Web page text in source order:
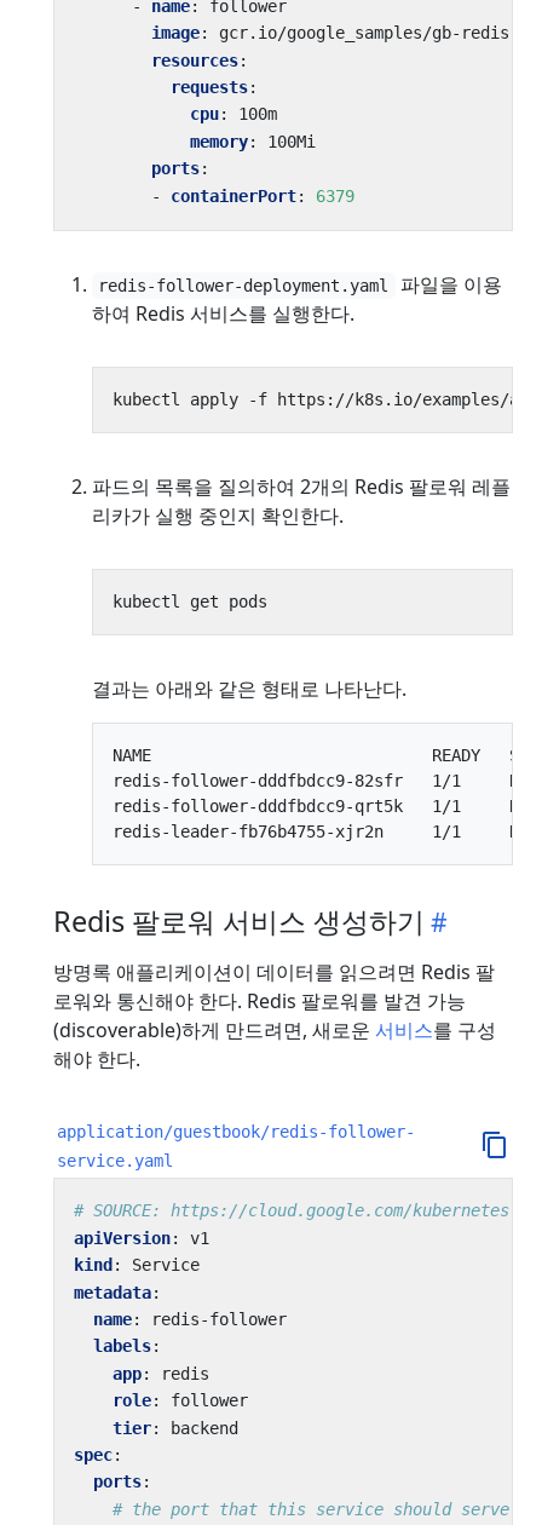
- name:
follower
image:
gcr.io/google_samples/gb-redis-
resources:
requests:
cpu:
100m
memory:
100Mi
ports:
- containerPort: 6379
redis-follower-deployment.yaml
파일을 이용
하여 Redis 서비스를 실행한다.
파드의 목록을 질의하여 2개의 Redis 팔로워 레플
리카가 실행 중인지 확인한다.
결과는 아래와 같은 형태로 나타난다.
NAME                             READY
redis-follower-dddfbdcc9-82sfr   1/1
redis-follower-dddfbdcc9-qrt5k   1/1
Redis 팔로워 서비스 생성하기
방명록 애플리케이션이 데이터를 읽으려면 Redis 팔
로워와 통신해야 한다. Redis 팔로워를 발견 가능
(discoverable)하게 만드려면, 새로운 서비스를 구성
해야 한다.
application/guestbook/redis-follower-
service.yaml
# SOURCE: https://cloud.google.com/kubernetes-
apiVersion:
v1
kind :
Service
metadata:
name:
redis-follower
labels:
app:
redis
role:
follower
tier:
backend
spec:
ports:
# the port that this service should serve on